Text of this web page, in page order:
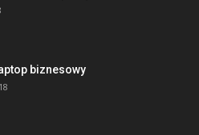
biznesowy